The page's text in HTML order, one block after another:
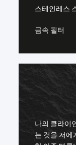
스테인레스
금속 필터
나의 클라이
는 것을 저에